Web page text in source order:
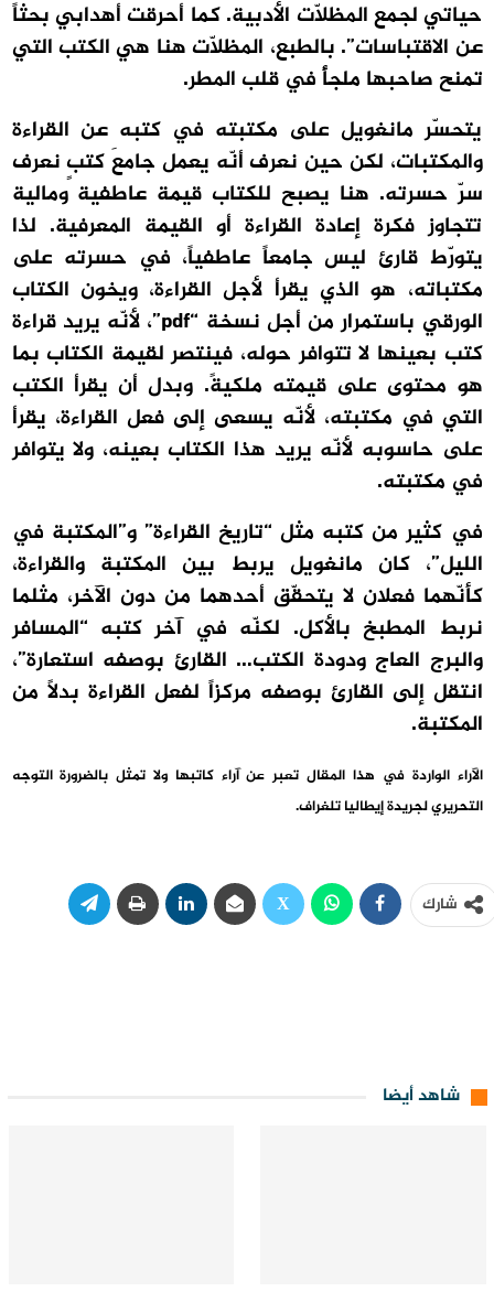
حياتي لجمع المظلّات الأدبية. كما أحرقت أهدابي بحثاً
عن الاقتباسات”. بالطبع، المظلّات هنا هي الكتب التي
تمنح صاحبها ملجأً في قلب المطر.
يتحسّر مانغويل على مكتبته في كتبه عن القراءة
والمكتبات، لكن حين نعرف أنّه يعمل جامعَ كتبٍ نعرف
سرّ حسرته. هنا يصبح للكتاب قيمة عاطفية ومالية
تتجاوز فكرة إعادة القراءة أو القيمة المعرفية. لذا
يتورّط قارئ ليس جامعاً عاطفياً، في حسرته على
مكتباته، هو الذي يقرأ لأجل القراءة، ويخون الكتاب
الورقي باستمرار من أجل نسخة “pdf”، لأنّه يريد قراءة
كتب بعينها لا تتوافر حوله، فينتصر لقيمة الكتاب بما
هو محتوى على قيمته ملكيةً. وبدل أن يقرأ الكتب
التي في مكتبته، لأنّه يسعى إلى فعل القراءة، يقرأ
على حاسوبه لأنّه يريد هذا الكتاب بعينه، ولا يتوافر
في مكتبته.
في كثير من كتبه مثل “تاريخ القراءة” و”المكتبة في
الليل”، كان مانغويل يربط بين المكتبة والقراءة،
كأنّهما فعلان لا يتحقّق أحدهما من دون الآخر، مثلما
نربط المطبخ بالأكل. لكنّه في آخر كتبه “المسافر
والبرج العاج ودودة الكتب… القارئ بوصفه استعارة”،
انتقل إلى القارئ بوصفه مركزاً لفعل القراءة بدلاً من
المكتبة.
الآراء الواردة في هذا المقال تعبر عن آراء كاتبها ولا تمثل بالضرورة التوجه
التحريري لجريدة إيطاليا تلغراف.
شارك
شاهد أيضا